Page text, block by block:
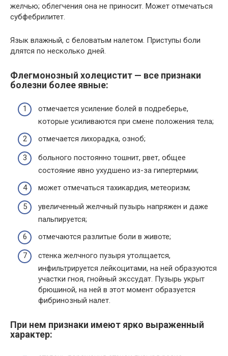
желчью; облегчения она не приносит. Может отмечаться
субфебрилитет.
Язык влажный, с беловатым налетом. Приступы боли
длятся по несколько дней.
Флегмонозный холецистит — все признаки
болезни более явные:
отмечается усиление болей в подреберье,
которые усиливаются при смене положения тела;
отмечается лихорадка, озноб;
больного постоянно тошнит, рвет, общее
состояние явно ухудшено из-за гипертермии;
может отмечаться тахикардия, метеоризм;
увеличенный желчный пузырь напряжен и даже
пальпируется;
отмечаются разлитые боли в животе;
стенка желчного пузыря утолщается,
инфильтрируется лейкоцитами, на ней образуются
участки гноя, гнойный экссудат. Пузырь укрыт
брюшиной, на ней в этот момент образуется
фибринозный налет.
При нем признаки имеют ярко выраженный
характер: